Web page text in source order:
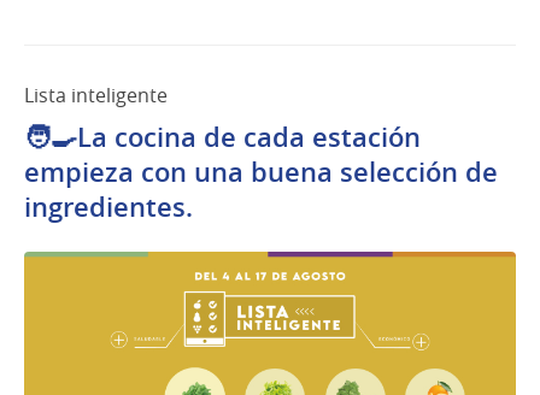
Lista inteligente
🧑‍🍳La cocina de cada estación
empieza con una buena selección de
ingredientes.